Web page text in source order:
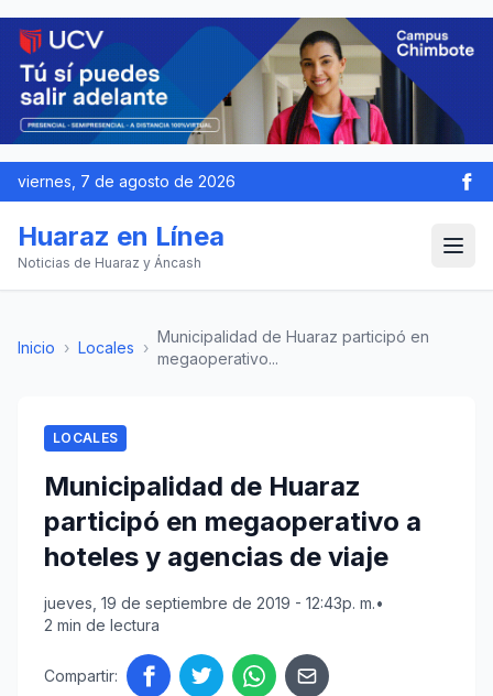
viernes, 7 de agosto de 2026
Huaraz en Línea
Noticias de Huaraz y Áncash
Inicio › Locales ›
Municipalidad de Huaraz participó en
megaoperativo...
LOCALES
Municipalidad de Huaraz
participó en megaoperativo a
hoteles y agencias de viaje
jueves, 19 de septiembre de 2019 - 12:43p. m.•
2 min de lectura
Compartir: